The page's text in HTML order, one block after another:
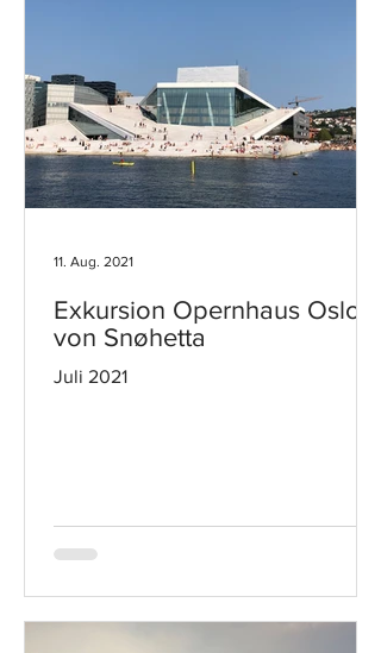
Exkursion Opernhaus Oslo
von Snøhetta
Juli 2021
11. Aug. 2021